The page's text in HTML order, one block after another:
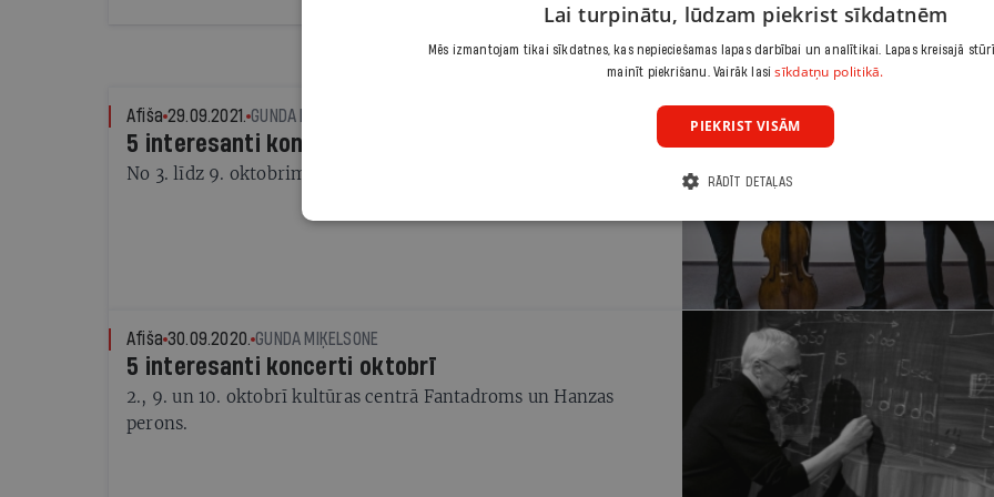
Afiša 29.09.2021. GUNDA MIĶELSONE, SPECIĀLI IR
5 interesanti koncerti oktobrī
No 3. līdz 9. oktobrim Rīgā un Jūrmalā.
Afiša 30.09.2020. GUNDA MIĶELSONE
5 interesanti koncerti oktobrī
2., 9. un 10. oktobrī kultūras centrā Fantadroms un Hanzas
perons.
Lai turpinātu, lūdzam piekrist sīkdatnēm
Mēs izmantojam tikai sīkdatnes, kas nepieciešamas lapas darbībai un analītikai. Lapas kreisajā
mainīt piekrišanu. Vairāk lasisīkdatņu politikā.
PIEKRIST VISĀM
RĀDĪT DETAĻAS